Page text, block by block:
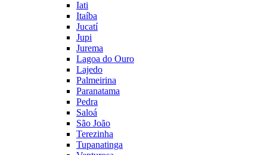
Iati
Itaíba
Jucatí
Jupi
Jurema
Lagoa do Ouro
Lajedo
Palmeirina
Paranatama
Pedra
Saloá
São João
Terezinha
Tupanatinga